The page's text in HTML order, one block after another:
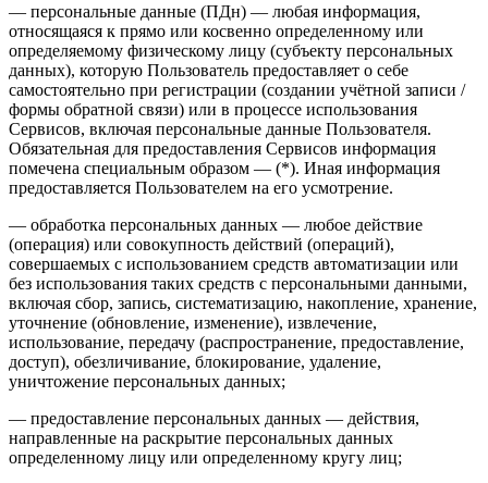
— персональные данные (ПДн) — любая информация,
относящаяся к прямо или косвенно определенному или
определяемому физическому лицу (субъекту персональных
данных), которую Пользователь предоставляет о себе
самостоятельно при регистрации (создании учётной записи /
формы обратной связи) или в процессе использования
Сервисов, включая персональные данные Пользователя.
Обязательная для предоставления Сервисов информация
помечена специальным образом — (*). Иная информация
предоставляется Пользователем на его усмотрение.
— обработка персональных данных — любое действие
(операция) или совокупность действий (операций),
совершаемых с использованием средств автоматизации или
без использования таких средств с персональными данными,
включая сбор, запись, систематизацию, накопление, хранение,
уточнение (обновление, изменение), извлечение,
использование, передачу (распространение, предоставление,
доступ), обезличивание, блокирование, удаление,
уничтожение персональных данных;
— предоставление персональных данных — действия,
направленные на раскрытие персональных данных
определенному лицу или определенному кругу лиц;